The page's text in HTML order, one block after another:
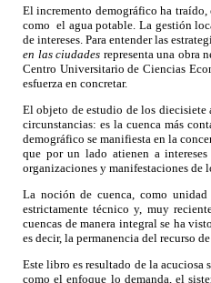
El incremento demográfico ha traído,
como el agua potable. La gestión
de intereses. Para entender las
en las ciudades representa una obra
Centro Universitario de Ciencias
esfuerza en concretar.
El objeto de estudio de los diecisiete
circunstancias: es la cuenca más
demográfico se manifiesta en la
que por un lado atienen a
organizaciones y manifestaciones de
La noción de cuenca, como
estrictamente técnico y, muy
cuencas de manera integral se ha
es decir, la permanencia del recurso
Este libro es resultado de la acuciosa
como el enfoque lo demanda, el